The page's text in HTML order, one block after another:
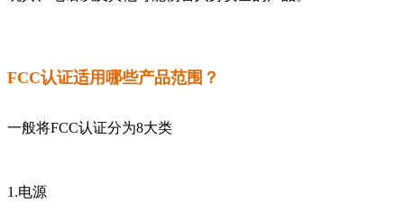
FCC认证适用哪些产品范围？
一般将FCC认证分为8大类
1.电源